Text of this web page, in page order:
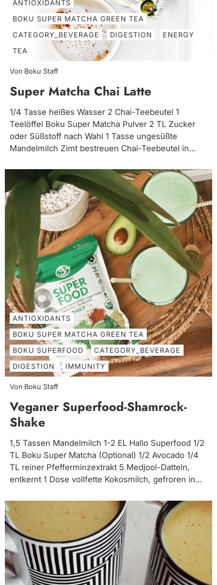
ANTIOXIDANTS
BOKU SUPER MATCHA GREEN TEA
CATEGORY_BEVERAGE
DIGESTION
ENERGY
TEA
Von Boku Staff
Super Matcha Chai Latte
1/4 Tasse heißes Wasser 2 Chai-Teebeutel 1
Teelöffel Boku Super Matcha Pulver 2 TL Zucker
oder Süßstoff nach Wahl 1 Tasse ungesüßte
Mandelmilch Zimt bestreuen Chai-Teebeutel in
Teebeutel entfernen und Matcha-Pulver
unterrühren. Beiseite legen. Mandelmilch in ein
Einmachglas füllen. 1 Minute lang...
ANTIOXIDANTS
BOKU SUPER MATCHA GREEN TEA
BOKU SUPERFOOD
CATEGORY_BEVERAGE
DIGESTION
IMMUNITY
Von Boku Staff
Veganer Superfood-Shamrock-
Shake
1,5 Tassen Mandelmilch 1-2 EL Hallo Superfood 1/2
TL Boku Super Matcha (Optional) 1/2 Avocado 1/4
TL reiner Pfefferminzextrakt 5 Medjool-Datteln,
entkernt 1 Dose vollfette Kokosmilch, gefroren in
herzustellen, gießen Sie eine Dose gut geschüttelte
Kokosmilch in eine Eiswürfelschale und frieren Sie
sie ein, bis sie...